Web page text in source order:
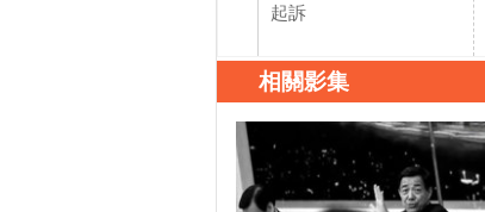
起訴
相關影集